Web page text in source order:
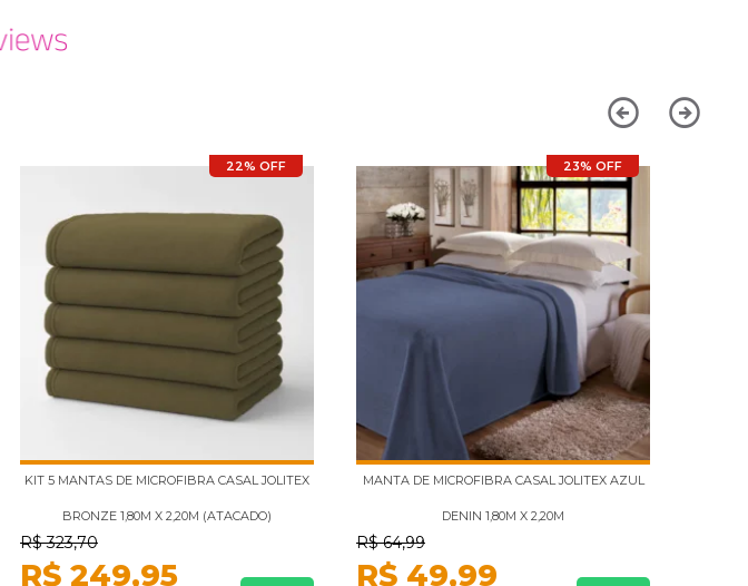
22% OFF
KIT 5 MANTAS DE MICROFIBRA CASAL JOLITEX
BRONZE 1,80M X 2,20M (ATACADO)
R$ 323,70
R$ 249,95
23% OFF
MANTA DE MICROFIBRA CASAL JOLITEX AZUL
DENIN 1,80M X 2,20M
R$ 64,99
R$ 49,99